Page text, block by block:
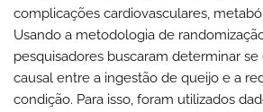
complicações cardiovasculares,
Usando a metodologia de
pesquisadores buscaram determinar
causal entre a ingestão de queijo e a
condição. Para isso, foram utilizados